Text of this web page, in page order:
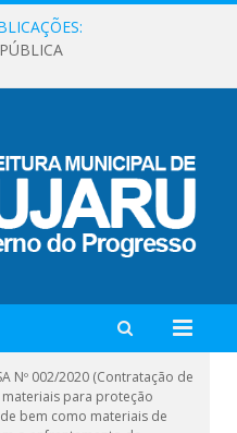
Nº 002/2020 (Contratação de
para proteção
bem como materiais de